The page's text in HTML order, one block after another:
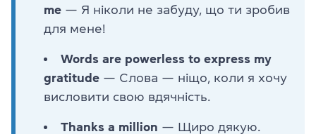
me — Я ніколи не забуду, що ти зробив
для мене!
Words are powerless to express my
gratitude — Слова — ніщо, коли я хочу
висловити свою вдячність.
Thanks a million — Щиро дякую.